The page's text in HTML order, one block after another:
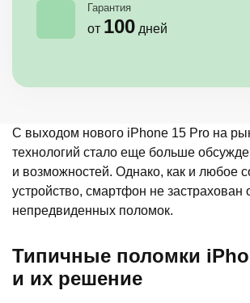
Гарантия
от 100 дней
С выходом нового iPhone 15 Pro на
технологий стало еще больше
и возможностей. Однако, как и любое
устройство, смартфон не застрахован
непредвиденных поломок.
Типичные поломки
и их решение